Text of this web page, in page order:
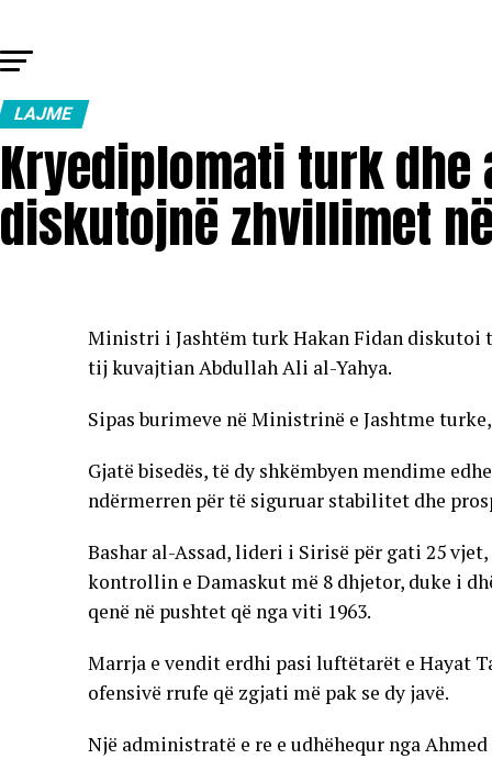
LAJME
Kryediplomati turk
diskutojnë zhvillimet
Ministri i Jashtëm turk Hakan Fidan
tij kuvajtian Abdullah Ali al-Yahya.
Sipas burimeve në Ministrinë e Jashtme
Gjatë bisedës, të dy shkëmbyen mendime
ndërmerren për të siguruar stabilitet dhe
Bashar al-Assad, lideri i Sirisë për gati 25
kontrollin e Damaskut më 8 dhjetor, duke i
qenë në pushtet që nga viti 1963.
Marrja e vendit erdhi pasi luftëtarët e Hayat
ofensivë rrufe që zgjati më pak se dy javë.
Një administratë e re e udhëhequr nga